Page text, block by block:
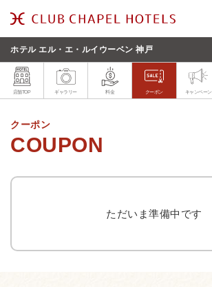
ホテル エル・エ・ルイウーベン 神戸
店舗TOP ギャラリー 料金 クーポン キャンペーン
クーポン
ただいま準備中です